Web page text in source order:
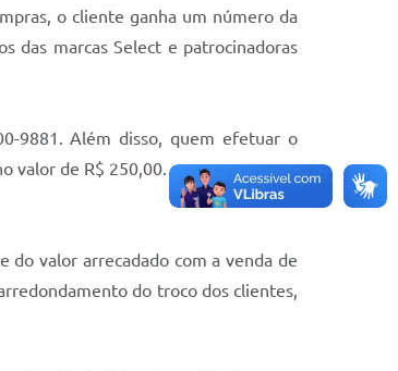
o cliente ganha um número da
das marcas Select e patrocinadoras
9881. Além disso, quem efetuar o
valor de R$ 250,00.
do valor arrecadado com a venda de
do troco dos clientes,